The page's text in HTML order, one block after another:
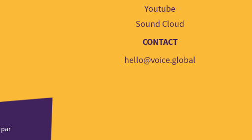
Youtube
Sound Cloud
CONTACT
hello@voice.global